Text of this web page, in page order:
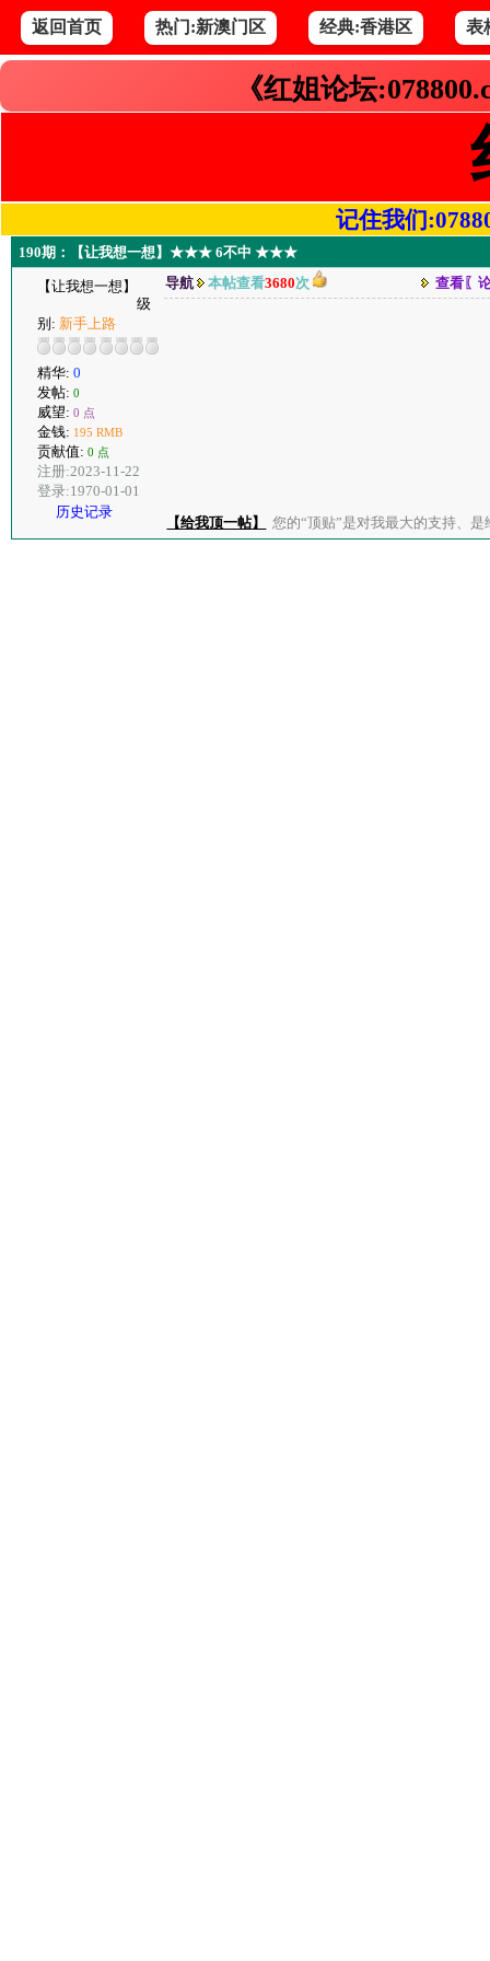
返回首页 热门:新澳门区 经典:香港区 表
《红姐论坛
记住我们
190期：【让我想一想】★★★ 6不中 ★★★
【让我想一想】
级
别: 新手上路
精华: 0
发帖: 0
威望: 0 点
金钱: 195 RMB
贡献值: 0 点
注册:2023-11-22
登录:1970-01-01
历史记录
导航 本帖查看3680次 查看〖
【给我顶一帖】 您的“顶贴”是对我最大的支持、